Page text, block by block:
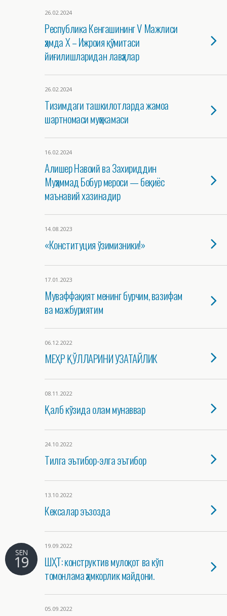
26.02.2024
Республика Кенгашининг V Мажлиси
ҳамда Х – Ижроия қўмитаси
йиғилишларидан лавҳалар
26.02.2024
Тизимдаги ташкилотларда жамоа
шартномаси муҳокамаси
16.02.2024
Алишер Навоий ва Захириддин
Муҳаммад Бобур мероси — беқиёс
маънавий хазинадир
14.08.2023
«Конституция ўзимизники!»
17.01.2023
Муваффақият менинг бурчим, вазифам
ва мажбуриятим
06.12.2022
МЕҲР ҚЎЛЛАРИНИ УЗАТАЙЛИК
08.11.2022
Қалб кўзида олам мунаввар
24.10.2022
Тилга эътибор-элга эътибор
13.10.2022
Кексалар эъзозда
SEN
19
19.09.2022
ШҲТ: конструктив мулоқот ва кўп
томонлама ҳамкорлик майдони.
05.09.2022